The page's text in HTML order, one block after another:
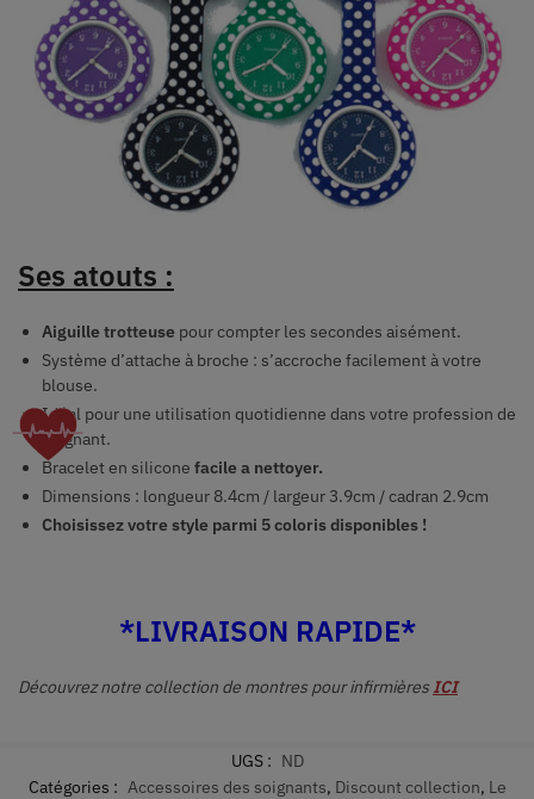
Ses atouts :
Aiguille trotteuse pour compter les secondes aisément.
Système d’attache à broche : s’accroche facilement à votre
blouse.
Idéal pour une utilisation quotidienne dans votre profession de
soignant.
Bracelet en silicone facile a nettoyer.
Dimensions : longueur 8.4cm / largeur 3.9cm / cadran 2.9cm
Choisissez votre style parmi 5 coloris disponibles !
*LIVRAISON RAPIDE*
Découvrez notre collection de montres pour infirmières ICI
UGS : ND
Catégories : Accessoires des soignants, Discount collection, Le